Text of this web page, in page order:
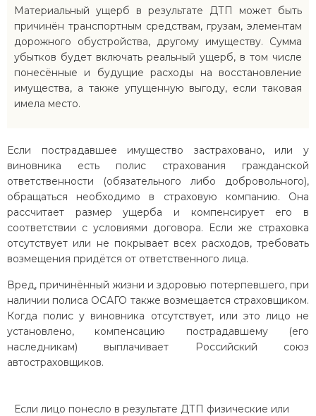
Материальный ущерб в результате ДТП может быть
причинён транспортным средствам, грузам, элементам
дорожного обустройства, другому имуществу. Сумма
убытков будет включать реальный ущерб, в том числе
понесённые и будущие расходы на восстановление
имущества, а также упущенную выгоду, если таковая
имела место.
Если пострадавшее имущество застраховано, или у
виновника есть полис страхования гражданской
ответственности (обязательного либо добровольного),
обращаться необходимо в страховую компанию. Она
рассчитает размер ущерба и компенсирует его в
соответствии с условиями договора. Если же страховка
отсутствует или не покрывает всех расходов, требовать
возмещения придётся от ответственного лица.
Вред, причинённый жизни и здоровью потерпевшего, при
наличии полиса ОСАГО также возмещается страховщиком.
Когда полис у виновника отсутствует, или это лицо не
установлено, компенсацию пострадавшему (его
наследникам) выплачивает Российский союз
автостраховщиков.
Если лицо понесло в результате ДТП физические или